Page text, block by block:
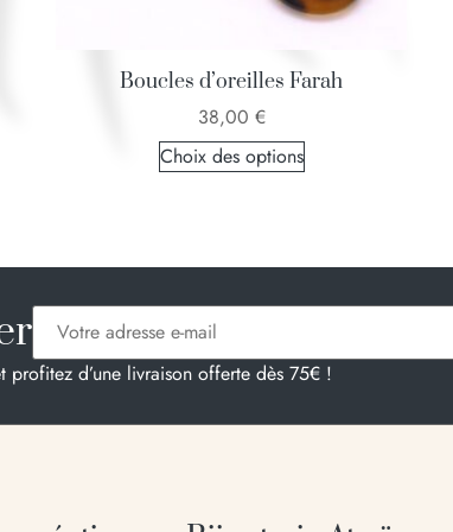
Boucles d’oreilles Farah
38,00 €
Choix des options
profitez d’une livraison offerte dès 75€ !